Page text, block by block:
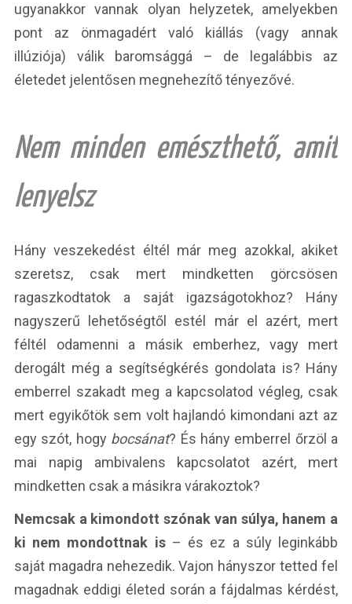
ugyanakkor vannak olyan helyzetek, amelyekben
pont az önmagadért való kiállás (vagy annak
illúziója) válik baromsággá – de legalábbis az
életedet jelentősen megnehezítő tényezővé.
Nem minden emészthető, amit
lenyelsz
Hány veszekedést éltél már meg azokkal, akiket
szeretsz, csak mert mindketten görcsösen
ragaszkodtatok a saját igazságotokhoz? Hány
nagyszerű lehetőségtől estél már el azért, mert
féltél odamenni a másik emberhez, vagy mert
derogált még a segítségkérés gondolata is? Hány
emberrel szakadt meg a kapcsolatod végleg, csak
mert egyikőtök sem volt hajlandó kimondani azt az
egy szót, hogy bocsánat? És hány emberrel őrzöl a
mai napig ambivalens kapcsolatot azért, mert
mindketten csak a másikra várakoztok?
Nemcsak a kimondott szónak van súlya, hanem a
ki nem mondottnak is– és ez a súly leginkább
saját magadra nehezedik. Vajon hányszor tetted fel
magadnak eddigi életed során a fájdalmas kérdést,